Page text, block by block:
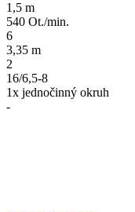
1,5 m
540 Ot./min.
6
3,35 m
2
16/6,5-8
1x jednočinný okruh
-